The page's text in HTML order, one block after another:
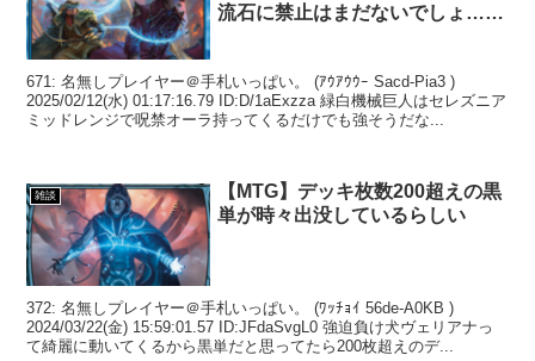
流石に禁止はまだないでしょ……
671: 名無しプレイヤー＠手札いっぱい。 (ｱｳｱｳｳｰ Sacd-Pia3 )
2025/02/12(水) 01:17:16.79 ID:D/1aExzza 緑白機械巨人はセレズニア
ミッドレンジで呪禁オーラ持ってくるだけでも強そうだな...
雑談
【MTG】デッキ枚数200超えの黒
単が時々出没しているらしい
372: 名無しプレイヤー＠手札いっぱい。 (ﾜｯﾁｮｲ 56de-A0KB )
2024/03/22(金) 15:59:01.57 ID:JFdaSvgL0 強迫負け犬ヴェリアナっ
て綺麗に動いてくるから黒単だと思ってたら200枚超えのデ...